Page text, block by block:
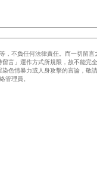
，不負任何法律責任。而一切留
言」運作方式所規限，故不能完
色情暴力或人身攻擊的言論，敬
管理員。